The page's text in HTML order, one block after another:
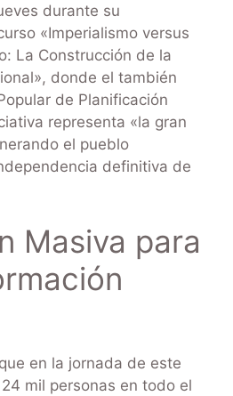
durante su
«Imperialismo versus
La Construcción de la
donde el también
de Planificación
representa «la gran
el pueblo
definitiva de
Masiva para
en la jornada de este
mil personas en todo el